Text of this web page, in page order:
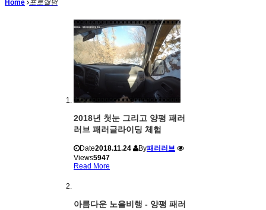
Home 포토앨범
2018년 첫눈 그리고 양평 패러
러브 패러글라이딩 체험
Date2018.11.24 By패러러브
Views5947
Read More
아름다운 노을비행 - 양평 패러